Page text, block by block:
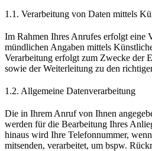
1.1. Verarbeitung von Daten mittels
Im Rahmen Ihres Anrufes erfolgt eine
mündlichen Angaben mittels
Verarbeitung erfolgt zum Zwecke der
sowie der Weiterleitung zu den
1.2. Allgemeine Datenverarbeitung
Die in Ihrem Anruf von Ihnen
werden für die Bearbeitung Ihres
hinaus wird Ihre Telefonnummer,
mitsenden, verarbeitet, um bspw.